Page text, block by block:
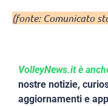
(fonte: Comunicato
VolleyNews.it è
nostre notizie,
aggiornamenti e